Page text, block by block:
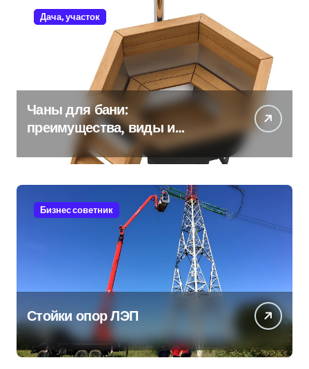
Дача, участок
Чаны для бани:
преимущества, виды и
особенности использования
Бизнес советник
Стойки опор ЛЭП